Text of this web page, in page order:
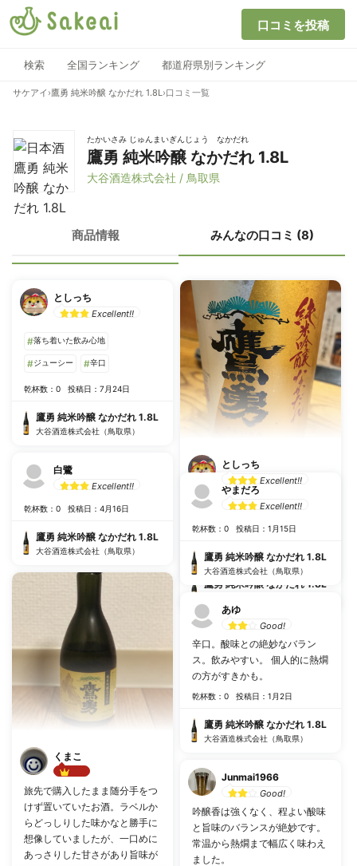
口コミを投稿
検索 全国ランキング 都道府県別ランキング
サケアイ ›鷹勇 純米吟醸 なかだれ 1.8L›口コミ一覧
たかいさみ じゅんまいぎんじょう なかだれ
鷹勇 純米吟醸 なかだれ 1.8L
大谷酒造株式会社 / 鳥取県
商品情報 みんなの口コミ (8)
としっち
Excellent!!
#落ち着いた飲み心地
#ジューシー #辛口
乾杯数：0 投稿日：7月24日
鷹勇 純米吟醸 なかだれ 1.8L
大谷酒造株式会社（鳥取県）
としっち
Excellent!!
#辛口 #キレがいい
#食中酒におすすめ
乾杯数：0 投稿日：5月25日
鷹勇 純米吟醸 なかだれ 1.8L
白鷺
Excellent!!
乾杯数：0 投稿日：4月16日
鷹勇 純米吟醸 なかだれ 1.8L
大谷酒造株式会社（鳥取県）
やまだろ
Excellent!!
乾杯数：0 投稿日：1月15日
鷹勇 純米吟醸 なかだれ 1.8L
大谷酒造株式会社（鳥取県）
くまこ
旅先で購入したまま随分手をつ
けず置いていたお酒。ラベルか
らどっしりした味かなと勝手に
想像していましたが、一口めに
あっさりした甘さがあり旨味が
あゆ
Good!
辛口。酸味との絶妙なバラン
ス。飲みやすい。 個人的に熱燗
の方がすきかも。
乾杯数：0 投稿日：1月2日
鷹勇 純米吟醸 なかだれ 1.8L
大谷酒造株式会社（鳥取県）
Junmai1966
Good!
吟醸香は強くなく、程よい酸味
と旨味のバランスが絶妙です。
常温から熱燗まで幅広く味わえ
ました。